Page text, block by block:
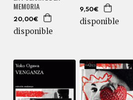
MEMORIA
20,00€
disponible
9,50€
disponible